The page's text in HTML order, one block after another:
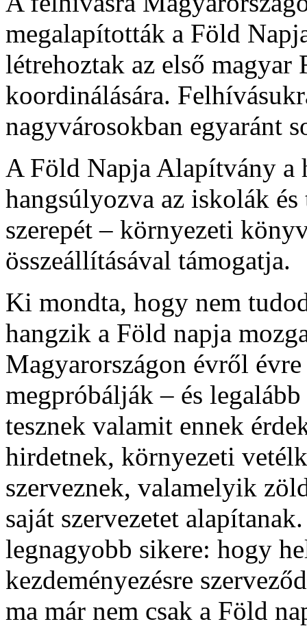
megalapították a Föld
létrehoztak az első magyar
koordinálására.
nagyvárosokban egyaránt
A Föld Napja Alapítvány a
hangsúlyozva az iskolák és
szerepét – környezeti
összeállításával támogatja.
Ki mondta, hogy nem
hangzik a Föld napja
Magyarországon évről
megpróbálják – és
tesznek valamit ennek
hirdetnek, környezeti
szerveznek, valamelyik
saját szervezetet
legnagyobb sikere: hogy
kezdeményezésre
ma már nem csak a Föld